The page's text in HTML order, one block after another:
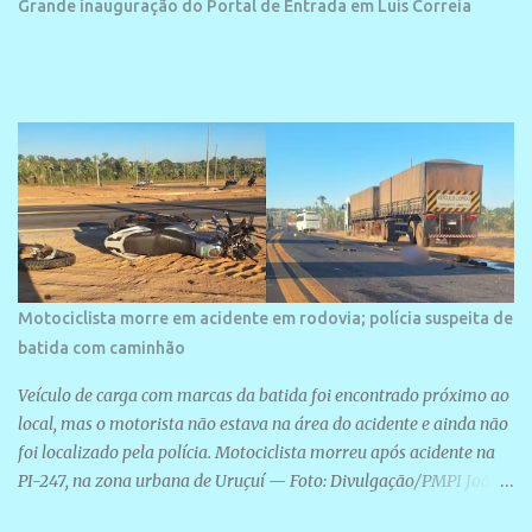
Grande inauguração do Portal de Entrada em Luís Correia
Motociclista morre em acidente em rodovia; polícia suspeita de
batida com caminhão
Veículo de carga com marcas da batida foi encontrado próximo ao
local, mas o motorista não estava na área do acidente e ainda não
foi localizado pela polícia. Motociclista morreu após acidente na
PI-247, na zona urbana de Uruçuí — Foto: Divulgação/PMPI João